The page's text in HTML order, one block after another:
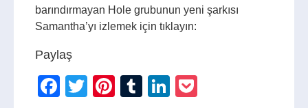
barındırmayan Hole grubunun yeni şarkısı
Samantha’yı izlemek için tıklayın:
Paylaş
Facebook
TwitterPinterest
TumblrLinkedIn